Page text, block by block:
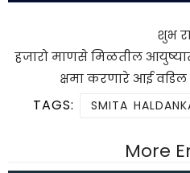
शुभ
हजारो माणसे मिळतील
क्षमा करणारे आई वडिल
TAGS: SMITA
More